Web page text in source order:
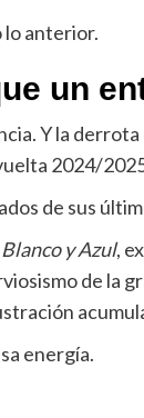
lo anterior.
un
Y la
2024/
de sus
y Azul,
de la
energía.